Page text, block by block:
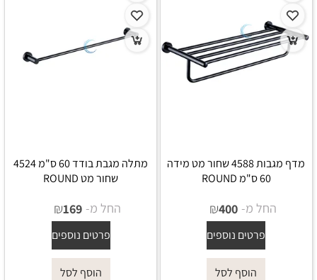
מדף מגבות 4588 שחור מט מידה
60 ס"מ ROUND
החל מ- ₪400
פרטים נוספים
הוסף לסל
מתלה מגבת בודד 60 ס"מ 4524
שחור מט ROUND
החל מ- ₪169
פרטים נוספים
הוסף לסל